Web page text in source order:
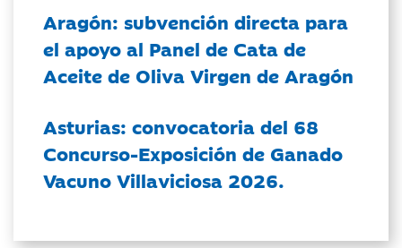
Aragón: subvención directa para
el apoyo al Panel de Cata de
Aceite de Oliva Virgen de Aragón
Asturias: convocatoria del 68
Concurso-Exposición de Ganado
Vacuno Villaviciosa 2026.